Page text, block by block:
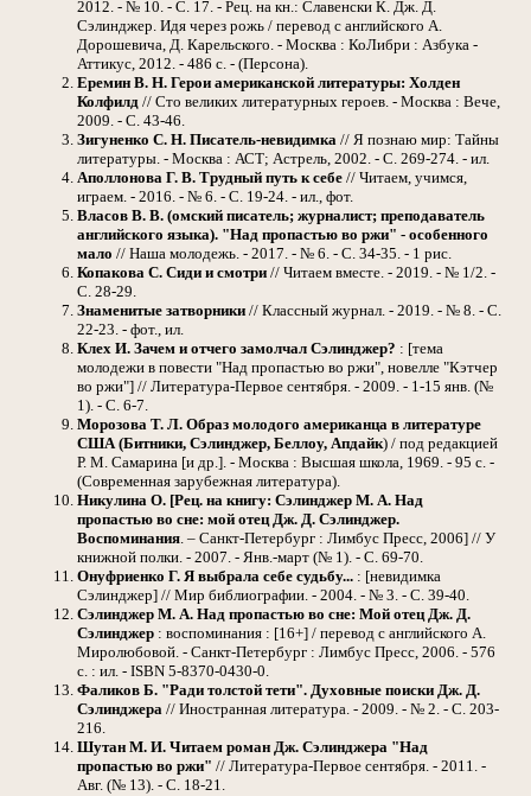
2012. - № 10. - С. 17. - Рец. на кн.: Славенски К. Дж. Д.
Сэлинджер. Идя через рожь / перевод с английского А.
Дорошевича, Д. Карельского. - Москва : КоЛибри : Азбука -
Аттикус, 2012. - 486 с. - (Персона).
Еремин В. Н. Герои американской литературы: Холден
Колфилд // Сто великих литературных героев. - Москва : Вече,
2009. - С. 43-46.
Зигуненко С. Н. Писатель-невидимка // Я познаю мир: Тайны
литературы. - Москва : АСТ; Астрель, 2002. - С. 269-274. - ил.
Аполлонова Г. В. Трудный путь к себе // Читаем, учимся,
играем. - 2016. - № 6. - С. 19-24. - ил., фот.
Власов В. В. (омский писатель; журналист; преподаватель
английского языка). "Над пропастью во ржи" - особенного
мало // Наша молодежь. - 2017. - № 6. - С. 34-35. - 1 рис.
Копакова С. Сиди и смотри // Читаем вместе. - 2019. - № 1/2. -
С. 28-29.
Знаменитые затворники // Классный журнал. - 2019. - № 8. - С.
22-23. - фот., ил.
Клех И. Зачем и отчего замолчал Сэлинджер? : [тема
молодежи в повести "Над пропастью во ржи", новелле "Кэтчер
во ржи"] // Литература-Первое сентября. - 2009. - 1-15 янв. (№
1). - С. 6-7.
Морозова Т. Л. Образ молодого американца в литературе
США (Битники, Сэлинджер, Беллоу, Апдайк) / под редакцией
Р. М. Самарина [и др.]. - Москва : Высшая школа, 1969. - 95 с. -
(Современная зарубежная литература).
Никулина О. [Рец. на книгу: Сэлинджер М. А. Над
пропастью во сне: мой отец Дж. Д. Сэлинджер.
Воспоминания. – Санкт-Петербург : Лимбус Пресс, 2006] // У
книжной полки. - 2007. - Янв.-март (№ 1). - С. 69-70.
Онуфриенко Г. Я выбрала себе судьбу... : [невидимка
Сэлинджер] // Мир библиографии. - 2004. - № 3. - С. 39-40.
Сэлинджер М. А. Над пропастью во сне: Мой отец Дж. Д.
Сэлинджер : воспоминания : [16+] / перевод с английского А.
Миролюбовой. - Санкт-Петербург : Лимбус Пресс, 2006. - 576
с. : ил. - ISBN 5-8370-0430-0.
Фаликов Б. "Ради толстой тети". Духовные поиски Дж. Д.
Сэлинджера // Иностранная литература. - 2009. - № 2. - С. 203-
216.
Шутан М. И. Читаем роман Дж. Сэлинджера "Над
пропастью во ржи" // Литература-Первое сентября. - 2011. -
Авг. (№ 13). - С. 18-21.